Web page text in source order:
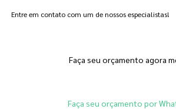
Entre em contato com um de nossos especialistas!
Faça seu orçamento agora
Faça seu orçamento por